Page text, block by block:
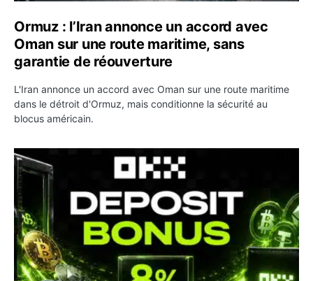
Ormuz : l’Iran annonce un accord avec
Oman sur une route maritime, sans
garantie de réouverture
L'Iran annonce un accord avec Oman sur une route maritime
dans le détroit d'Ormuz, mais conditionne la sécurité au
blocus américain.
OKX relance une campagne Deposit Bonus : jusqu’à 5